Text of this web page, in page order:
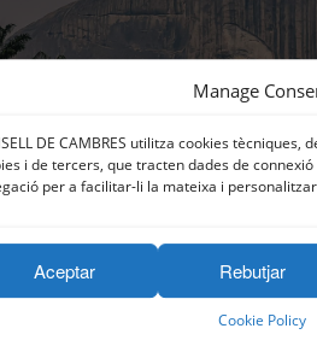
Manage
DE CAMBRES utilitza cookies
i de tercers, que tracten dades de
per a facilitar-li la mateixa i
Aceptar Rebutjar
Cookie Policy